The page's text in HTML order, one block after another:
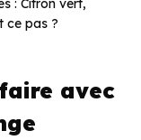
: Citron vert,
ce pas ?
avec